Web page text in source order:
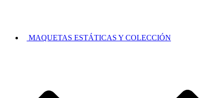
MAQUETAS ESTÁTICAS Y COLECCIÓN